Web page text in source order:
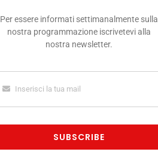
Per essere informati settimanalmente sulla
nostra programmazione iscrivetevi alla
nostra newsletter.
SUBSCRIBE